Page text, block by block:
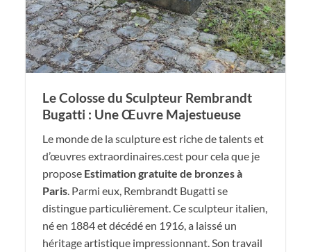
Le Colosse du Sculpteur Rembrandt
Bugatti : Une Œuvre Majestueuse
Le monde de la sculpture est riche de talents et
d’œuvres extraordinaires.cest pour cela que je
propose Estimation gratuite de bronzes à
Paris . Parmi eux, Rembrandt Bugatti se
distingue particulièrement. Ce sculpteur italien,
né en 1884 et décédé en 1916, a laissé un
héritage artistique impressionnant. Son travail